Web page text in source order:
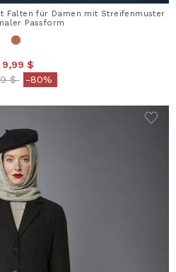
Falten für Damen mit Streifenmuster
Passform
9,99 $
reduced from
$to-80%